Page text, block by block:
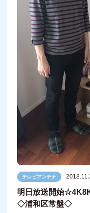
テレビアンテナ
明日放送開始
◇浦和区常盤◇